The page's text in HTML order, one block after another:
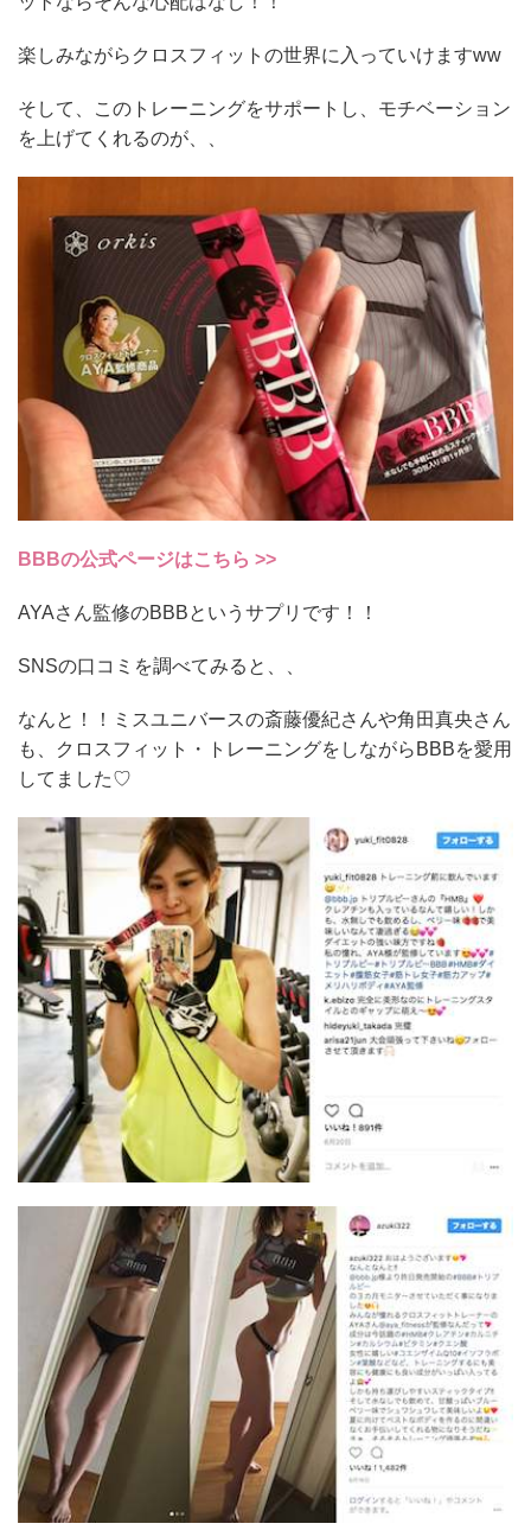
楽しみながらクロスフィットの世界に入っていけますww
そして、このトレーニングをサポートし、モチベーション
を上げてくれるのが、、
BBBの公式ページはこちら >>
AYAさん監修のBBBというサプリです！！
SNSの口コミを調べてみると、、
なんと！！ミスユニバースの斎藤優紀さんや角田真央さん
も、クロスフィット・トレーニングをしながらBBBを愛用
してました♡